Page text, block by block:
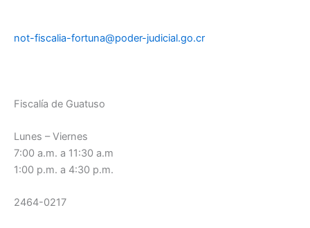
not-fiscalia-fortuna@poder-judicial.go.cr
Fiscalía de Guatuso
Lunes – Viernes
7:00 a.m. a 11:30 a.m
1:00 p.m. a 4:30 p.m.
2464-0217